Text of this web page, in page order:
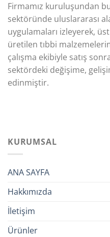
Firmamız kuruluşundan
sektöründe uluslararası
uygulamaları izleyerek,
üretilen tıbbi malzemelerin
çalışma ekibiyle satış
sektördeki değişime,
edinmiştir.
KURUMSAL
ANA SAYFA
Hakkımızda
İletişim
Ürünler